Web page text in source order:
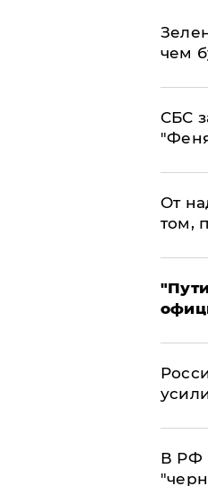
чем
СБС
От
том,
​В РФ